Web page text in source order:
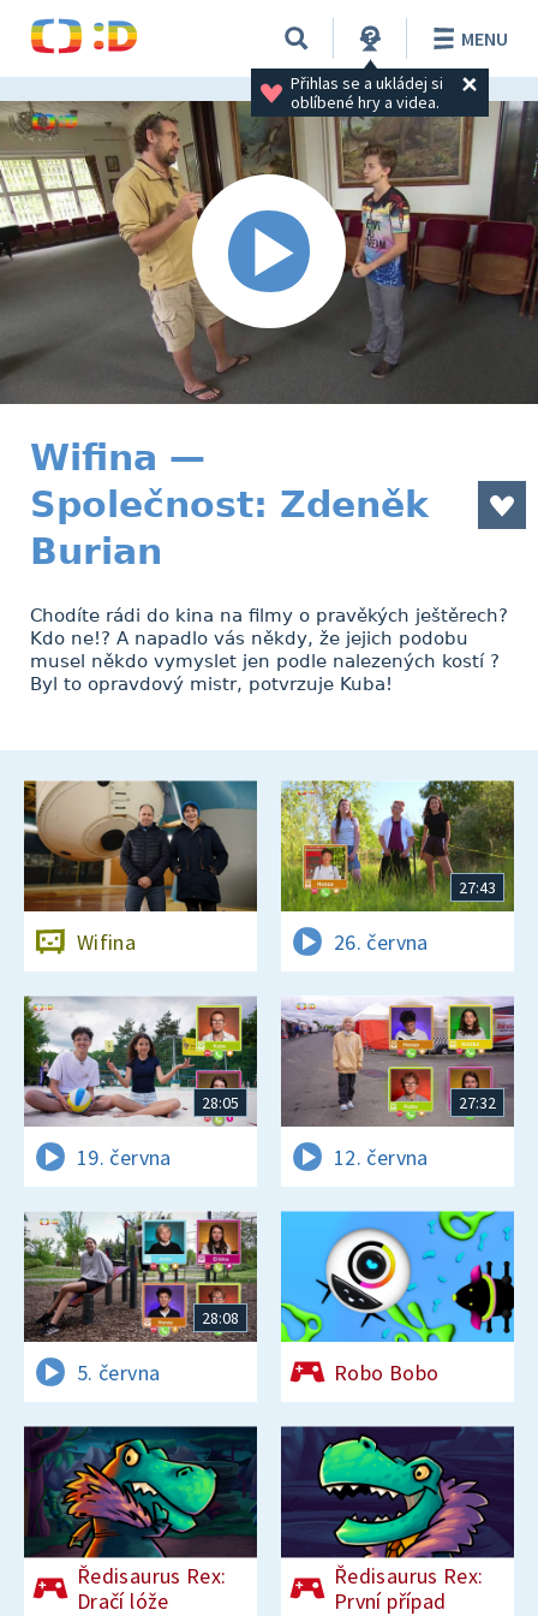
Přihlas se a ukládej si
oblíbené hry a videa.
MENU
Wifina —
Společnost: Zdeněk
Burian
Chodíte rádi do kina na filmy o pravěkých ještěrech?
Kdo ne!? A napadlo vás někdy, že jejich podobu
musel někdo vymyslet jen podle nalezených kostí ?
Byl to opravdový mistr, potvrzuje Kuba!
Wifina
27:43
26. června
28:05
19. června
27:32
12. června
28:08
5. června Robo Bobo
Ředisaurus Rex:
Dračí lóže
Ředisaurus Rex:
První případ